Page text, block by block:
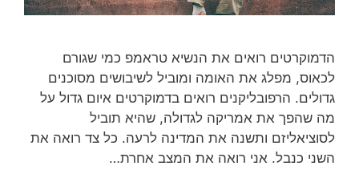
הדמוקרטים רואים את הנשיא טראמפ כמי שגורם
לכאוס, מפלג את האומה ומוביל לשיבושים מסוכנים
גדולים. הרפובליקנים רואים בדמוקרטים איום גדול על
מה שהפך את אמריקה לגדולה, שהיא תוביל
לסוציאליזם ותשנה את המדינה לרעה. כל צד רואה את
השני כנבל. אני רואה את המצב אחרת…